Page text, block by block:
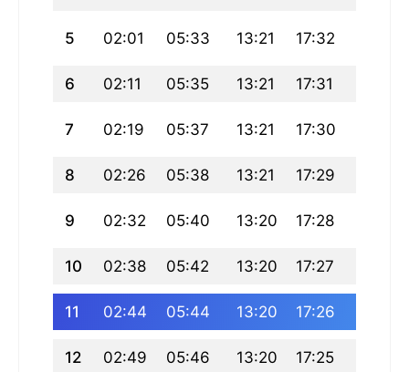
5 02:01 05:33 13:21 17:32
6 02:11 05:35 13:21 17:31
7 02:19 05:37 13:21 17:30
8 02:26 05:38 13:21 17:29
9 02:32 05:40 13:20 17:28
10 02:38 05:42 13:20 17:27
11 02:44 05:44 13:20 17:26
12 02:49 05:46 13:20 17:25